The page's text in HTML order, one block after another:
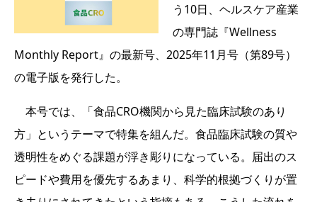
う10日、ヘルスケア産業
の専門誌『Wellness
Monthly Report』の最新号、2025年11月号（第89号）
の電子版を発行した。
本号では、「食品CRO機関から見た臨床試験のあり
方」というテーマで特集を組んだ。食品臨床試験の質や
透明性をめぐる課題が浮き彫りになっている。届出のス
ピードや費用を優先するあまり、科学的根拠づくりが置